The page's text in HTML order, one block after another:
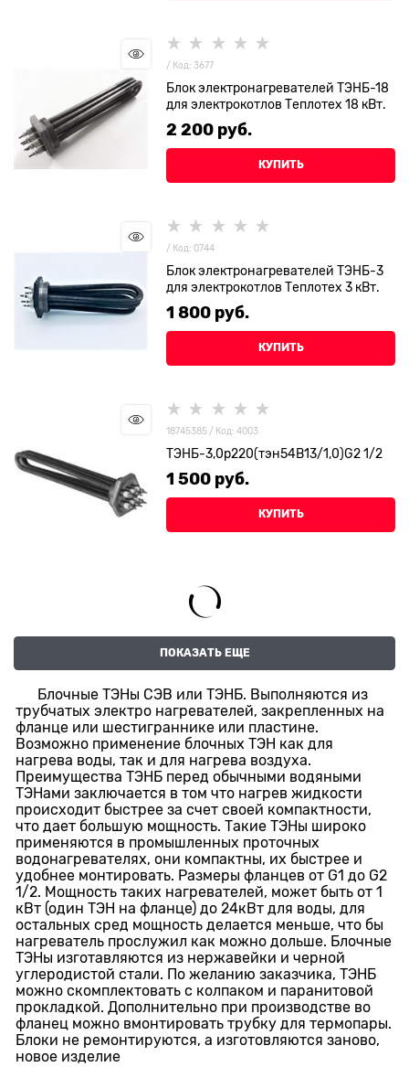
/ Код: 3677
Блок электронагревателей ТЭНБ-18
для электрокотлов Теплотех 18 кВт.
2 200 руб.
КУПИТЬ
/ Код: 0744
Блок электронагревателей ТЭНБ-3
для электрокотлов Теплотех 3 кВт.
1 800 руб.
КУПИТЬ
18745385 / Код: 4003
ТЭНБ-3,0р220(тэн54В13/1,0)G2 1/2
1 500 руб.
КУПИТЬ
ПОКАЗАТЬ ЕЩЕ
Блочные ТЭНы СЭВ или ТЭНБ. Выполняются из
трубчатых электро нагревателей, закрепленных на
фланце или шестиграннике или пластине.
Возможно применение блочных ТЭН как для
нагрева воды, так и для нагрева воздуха.
Преимущества ТЭНБ перед обычными водяными
ТЭНами заключается в том что нагрев жидкости
происходит быстрее за счет своей компактности,
что дает большую мощность. Такие ТЭНы широко
применяются в промышленных проточных
водонагревателях, они компактны, их быстрее и
удобнее монтировать. Размеры фланцев от G1 до G2
1/2. Мощность таких нагревателей, может быть от 1
кВт (один ТЭН на фланце) до 24кВт для воды, для
остальных сред мощность делается меньше, что бы
нагреватель прослужил как можно дольше. Блочные
ТЭНы изготавляются из нержавейки и черной
углеродистой стали. По желанию заказчика, ТЭНБ
можно скомплектовать с колпаком и паранитовой
прокладкой. Дополнительно при производстве во
фланец можно вмонтировать трубку для термопары.
Блоки не ремонтируются, а изготовляются заново,
новое изделие